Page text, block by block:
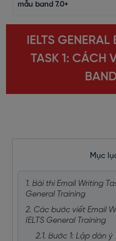
mẫu band 7.0+
IELTS
TASK 1: CÁCH
Mục
1. Bài thi Email Writing
General Training
2. Các bước viết Email
IELTS General Training
2.1. Bước 1: Lập dàn ý